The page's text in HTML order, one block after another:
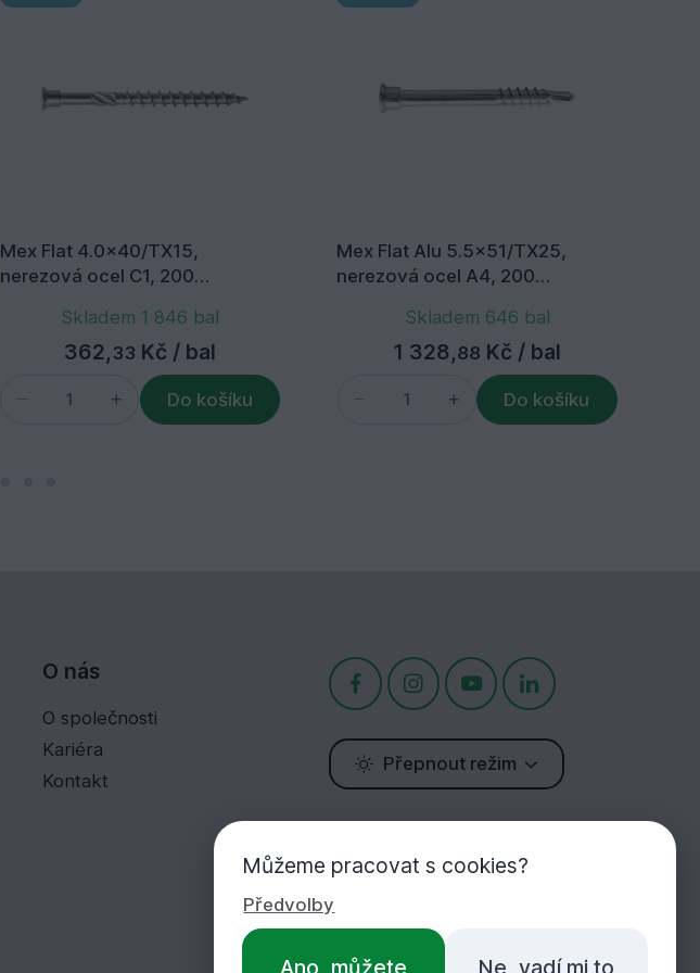
Mex Flat 4.0x40/TX15,
nerezová ocel C1, 200
Skladem 1 846 bal
362, 33 Kč / bal
Do košíku
Mex Flat Alu 5.5x51/TX25,
nerezová ocel A4, 200
Skladem 646 bal
1 328,88 Kč / bal
Do košíku
O nás
O společnosti
Kariéra
Kontakt
Přepnout režim
Jsme tu pro Vás!
+420 283 933 452
Můžeme pracovat s cookies?
Předvolby